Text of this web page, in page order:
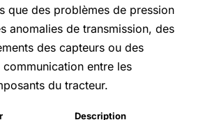
que des problèmes de pression
anomalies de transmission, des
des capteurs ou des
entre les
du tracteur.
Description